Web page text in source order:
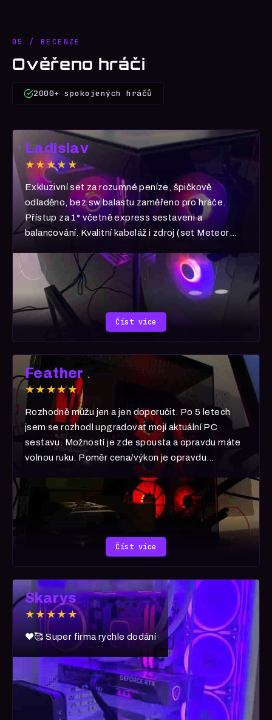
05 / RECENZE
Ověřeno hráči
2000+ spokojených hráčů
Ladislav
★★★★★
Exkluzivní set za rozumné peníze, špičkově
odladěno, bez sw balastu zaměřeno pro hráče.
Přístup za 1* včetně express sestaveni a
balancování. Kvalitní kabeláž i zdroj (set Meteor
Číst více
Feather
★★★★★
Rozhodně můžu jen a jen doporučit. Po 5 letech
jsem se rozhodl upgradovat mojí aktuální PC
sestavu. Možností je zde spousta a opravdu máte
volnou ruku. Poměr cena/výkon je opravdu
pokud uvažujete nad nákupem, moje zkušenost je 1
s vyznamenáním.
Číst více
Skarys
★★★★★
❤️🥰 Super firma rychle dodání